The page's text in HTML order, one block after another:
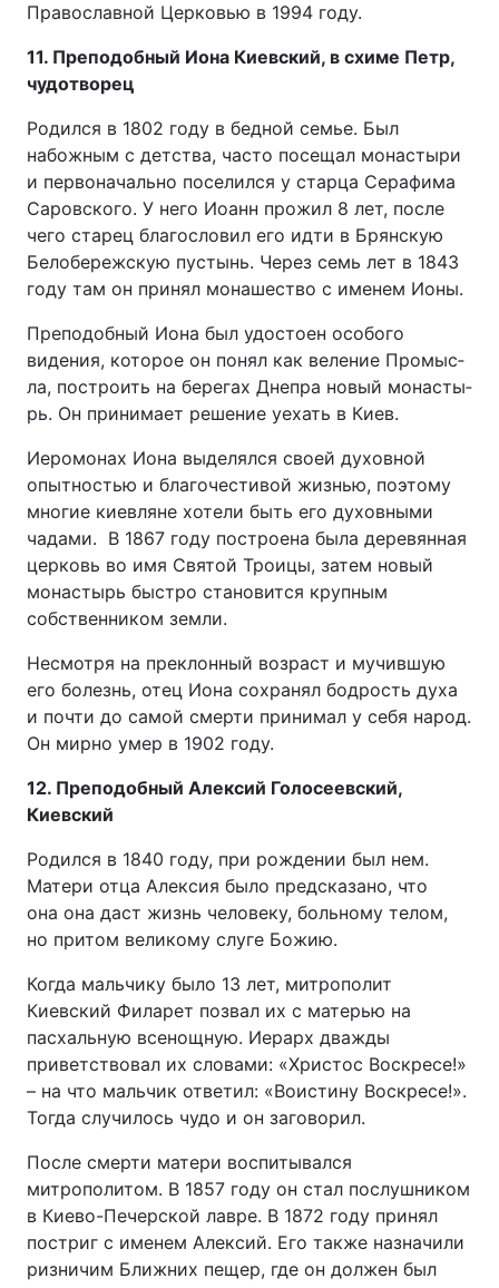
Православной Церковью в 1994 году.
11. Преподобный Иона Киевский, в схиме Петр,
чудотворец
Родился в 1802 году в бедной семье. Был
набожным с детства, часто посещал монастыри
и первоначально поселился у старца Серафима
Саровского. У него Иоанн прожил 8 лет, после
чего старец благословил его ид­ти в Брян­скую
Бе­ло­бе­реж­скую пу­стынь. Через семь лет в 1843
году там он принял монашество с именем Ионы.
Преподобный Иона был удостоен особого
видения, ко­то­рое он по­нял как ве­ле­ние Про­мыс­
ла, построить на бе­ре­гах Дне­пра новый мо­на­сты­
рь. Он принимает решение уехать в Киев.
Иеро­мо­нах Иона вы­де­лял­ся сво­ей ду­хов­ной
опыт­но­стью и бла­го­че­сти­вой жиз­нью, поэтому
многие киевляне хотели быть его духовными
чадами. В 1867 го­ду по­стро­е­на бы­ла де­ре­вян­ная
цер­ковь во имя Свя­той Тро­и­цы, затем новый
монастырь быстро становится крупным
собственником земли.
Несмотря на преклонный возраст и мучившую
его болезнь, отец Иона сохранял бодрость духа
и почти до самой смерти принимал у себя народ.
Он мирно умер в 1902 году.
12. Преподобный Алексий Голосеевский,
Киевский
Родился в 1840 году, при рождении был нем.
Матери отца Алексия было предсказано, что
она она даст жизнь человеку, больному телом,
но притом великому слуге Божию.
Когда мальчику было 13 лет, митрополит
Киевский Филарет позвал их с матерью на
пасхальную всенощную. Иерарх дважды
приветствовал их словами: «Христос Воскресе!»
– на что мальчик ответил: «Воистину Воскресе!».
Тогда случилось чудо и он заговорил.
После смерти матери воспитывался
митрополитом. В 1857 году он стал послушником
в Киево-Печерской лавре. В 1872 году принял
постриг с именем Алексий. Его также назначили
ризничим Ближних пещер, где он должен был